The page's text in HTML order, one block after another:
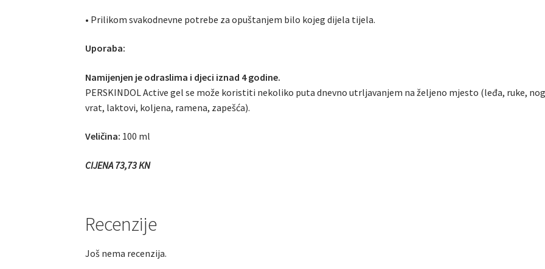
• Prilikom svakodnevne potrebe za opuštanjem bilo kojeg dijela tijela.
Uporaba:
Namijenjen je odraslima i djeci iznad 4 godine.
PERSKINDOL Active gel se može koristiti nekoliko puta dnevno utrljavanjem na željeno mjesto (leđa, ruke,
vrat, laktovi, koljena, ramena, zapešća).
Veličina: 100 ml
CIJENA 73,73 KN
Recenzije
Još nema recenzija.